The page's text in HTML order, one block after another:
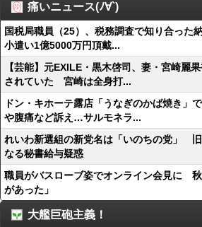
痛いニュース(ﾉ∀`)
国税局職員（25）、税務調査で知り合った
小遣い1億5000万円頂戴...
【芸能】元EXILE・黒木啓司、妻・宮崎麗
されていた 宮崎は全身打...
ドン・キホーテ露店「うなぎのかば焼き
や腹痛など訴え…サルモネラ...
れいわ新選組の新党名は「いのちの党」
なる秘書給与疑惑
職員がバスローブ姿でオンライン会見に
があった」
大艦巨砲主義！